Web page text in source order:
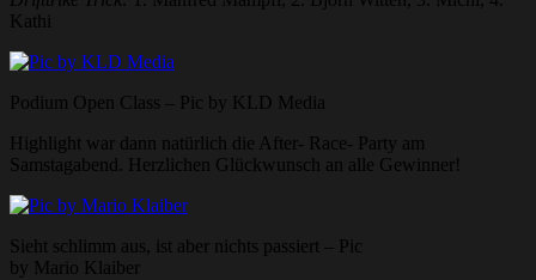
Kathi
Podium Open Class – Pic by KLD Media
Highlight war dann natürlich die After- Race- Party am
Samstagabend. Herzlichen Glückwunsch an alle Gewinner!
Sieht schlimm aus, ist aber nichts passiert – Pic
by Mario Klaiber